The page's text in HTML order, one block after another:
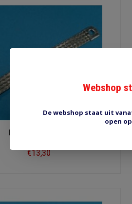
EEC25/400 40 cm
€13,30
Webshop
De webshop staat uit
open